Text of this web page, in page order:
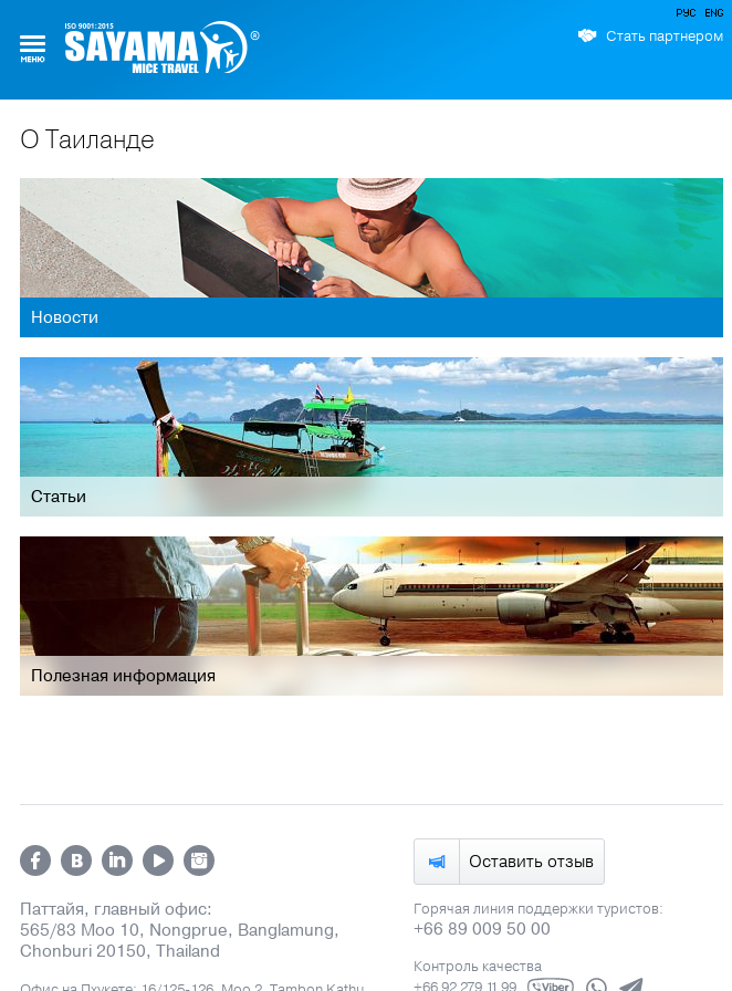
Стать партнером
О Таиланде
Новости
Статьи
Полезная информация
Оставить отзыв
Паттайя, главный офис:
565/83 Moo 10, Nongprue, Banglamung,
Chonburi 20150, Thailand
Горячая линия поддержки туристов:
+66 89 009 50 00
Контроль качества